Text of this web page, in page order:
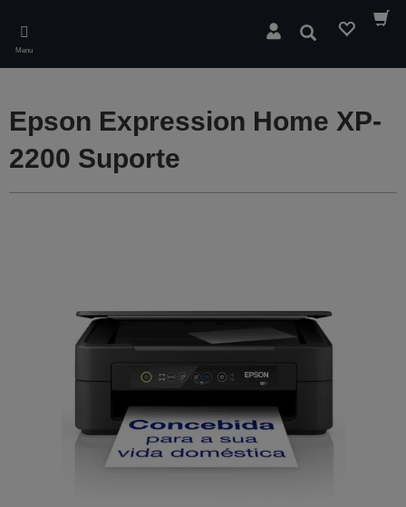
main
content
Menu
Pesquisar
Epson Expression Home XP-
2200 Suporte